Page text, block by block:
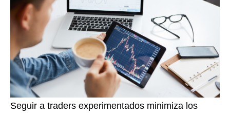
Seguir a traders experimentados minimiza los